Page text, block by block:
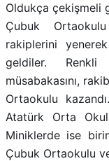
Oldukça çekişmeli
Çubuk
rakiplerini
geldiler.
müsabakasını,
Ortaokulu
Atatürk Orta
Miniklerde ise
Çubuk Ortaokulu